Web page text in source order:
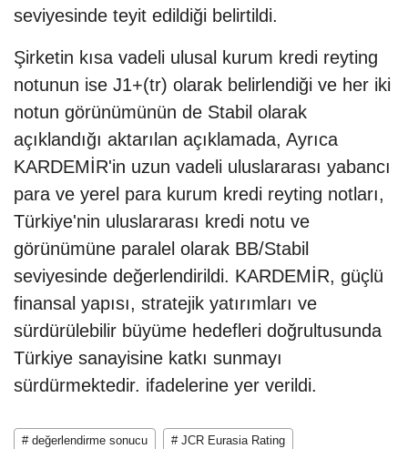
seviyesinde teyit edildiği belirtildi.
Şirketin kısa vadeli ulusal kurum kredi reyting
notunun ise J1+(tr) olarak belirlendiği ve her iki
notun görünümünün de Stabil olarak
açıklandığı aktarılan açıklamada, Ayrıca
KARDEMİR'in uzun vadeli uluslararası yabancı
para ve yerel para kurum kredi reyting notları,
Türkiye'nin uluslararası kredi notu ve
görünümüne paralel olarak BB/Stabil
seviyesinde değerlendirildi. KARDEMİR, güçlü
finansal yapısı, stratejik yatırımları ve
sürdürülebilir büyüme hedefleri doğrultusunda
Türkiye sanayisine katkı sunmayı
sürdürmektedir. ifadelerine yer verildi.
# değerlendirme sonucu # JCR Eurasia Rating